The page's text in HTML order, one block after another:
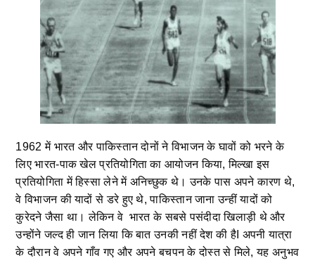
1962 में भारत और पाकिस्तान दोनों ने विभाजन के घावों को भरने के
लिए भारत-पाक खेल प्रतियोगिता का आयोजन किया, मिल्खा इस
प्रतियोगिता में हिस्सा लेने में अनिच्छुक थे। उनके पास अपने कारण थे,
वे विभाजन की यादों से डरे हुए थे, पाकिस्तान जाना उन्हीं यादों को
कुरेदने जैसा था। लेकिन वे भारत के सबसे पसंदीदा खिलाड़ी थे और
उन्होंने जल्द ही जान लिया कि बात उनकी नहीं देश की हैI अपनी यात्रा
के दौरान वे अपने गाँव गए और अपने बचपन के दोस्त से मिले, यह अनुभव